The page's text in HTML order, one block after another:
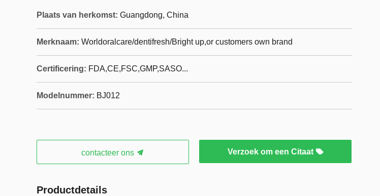
Plaats van herkomst: Guangdong, China
Merknaam: Worldoralcare/dentifresh/Bright up,or customers own brand
Certificering: FDA,CE,FSC,GMP,SASO...
Modelnummer: BJ012
contacteer ons Verzoek om een Citaat
Productdetails